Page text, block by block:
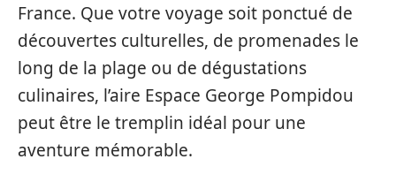
France. Que votre voyage soit ponctué de
découvertes culturelles, de promenades le
long de la plage ou de dégustations
culinaires, l’aire Espace George Pompidou
peut être le tremplin idéal pour une
aventure mémorable.